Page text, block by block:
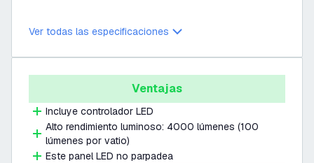
Ver todas las especificaciones
Ventajas
Incluye controlador LED
Alto rendimiento luminoso: 4000 lúmenes (100
lúmenes por vatio)
Este panel LED no parpadea